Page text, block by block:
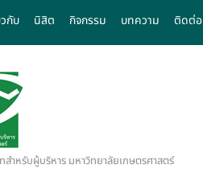
กับ นิสิต กิจกรรม บทความ ติดต่อ
ำหรับผู้บริหาร มหาวิทยาลัยเกษตรศาสตร์